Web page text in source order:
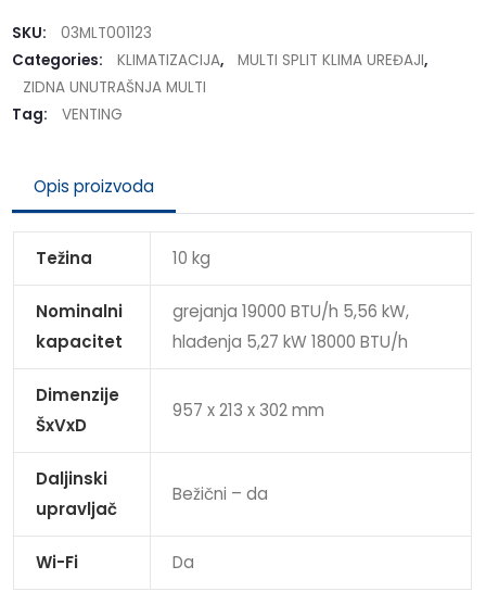
SKU:
03MLT001123
Categories:
KLIMATIZACIJA, MULTI SPLIT KLIMA UREĐAJI,
ZIDNA UNUTRAŠNJA MULTI
Tag:
VENTING
Opis proizvoda
Težina 10 kg
Nominalni
kapacitet
grejanja 19000 BTU/h 5,56 kW,
hlađenja 5,27 kW 18000 BTU/h
Dimenzije
ŠxVxD
957 x 213 x 302 mm
Daljinski
upravljač
Bežični – da
Wi-Fi Da